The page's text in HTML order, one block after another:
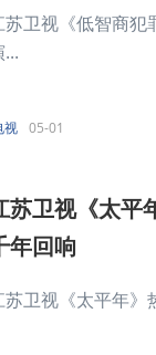
苏卫视《低智商犯
...
视 05-01
苏卫视《太平
年回响
苏卫视《太平年》